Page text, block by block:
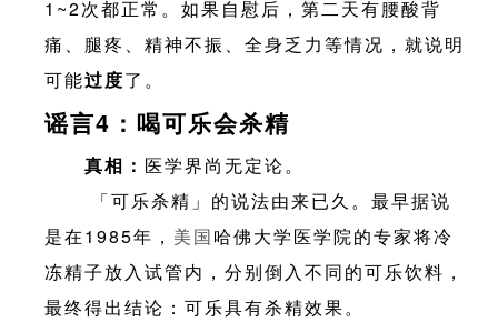
1~2次都正常。如果自慰后，第二天有腰酸背
痛、腿疼、精神不振、全身乏力等情况，就说明
可能过度了。
谣言4：喝可乐会杀精
真相： 医学界尚无定论。
「可乐杀精」的说法由来已久。最早据说
是在1985年， 美国哈佛大学医学院的专家将冷
冻精子放入试管内，分别倒入不同的可乐饮料，
最终得出结论：可乐具有杀精效果。